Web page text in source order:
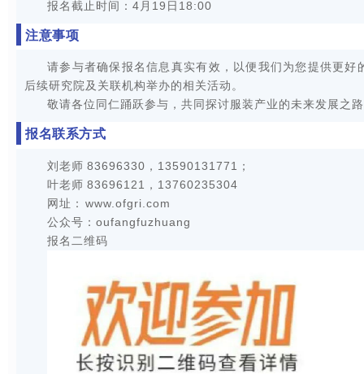
报名截止时间： 4月19日18:00
注意事项
请参与者确保报名信息真实有效，以便我们为您提供更好
后续研究院及关联机构举办的相关活动。
敬请各位同仁踊跃参与，共同探讨服装产业的未来发展之
报名联系方式
刘老师 83696330，13590131771；
叶老师 83696121，13760235304
网址： www.ofgri.com
公众号： oufangfuzhuang
报名二维码